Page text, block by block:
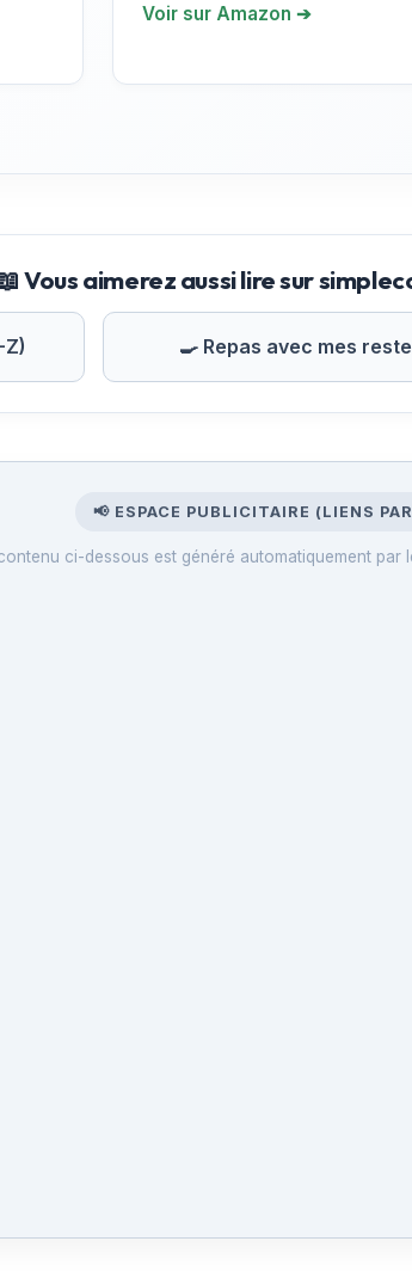
Voir sur Amazon ➔
Vous aimerez aussi lire sur
Z) 🍳 Repas avec mes
📢 ESPACE PUBLICITAIRE (LIENS
ci-dessous est généré automatiquement par